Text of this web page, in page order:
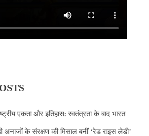
एकता और इतिहास: स्वतंत्रता के बाद भारत
अनाजों के संरक्षण की मिसाल बनीं ‘रेड राइस लेडी’